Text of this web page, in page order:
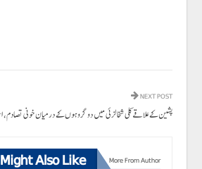
NEXT POST
پشین کے علاقے کلی شخالزئی میں دو گروہوں کے درمیان خونی تصادم،
Also Like More From Author